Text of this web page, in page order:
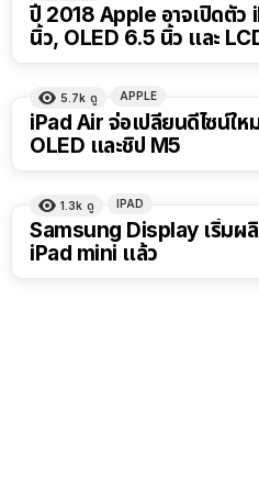
ปี 2018 Apple อาจเปิดตัว
นิ้ว, OLED 6.5 นิ้ว และ
5.7k ดู APPLE
iPad Air จ่อเปลี่ยนดีไซน์ใ
OLED และชิป M5
1.3k ดู IPAD
Samsung Display เริ่มผ
iPad mini แล้ว